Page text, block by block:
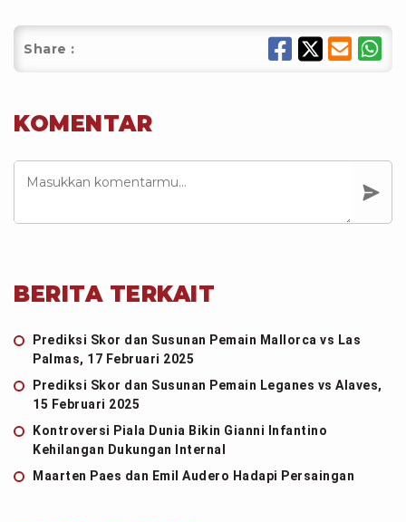
Share :
KOMENTAR
BERITA TERKAIT
Prediksi Skor dan Susunan Pemain Mallorca vs Las
Palmas, 17 Februari 2025
Prediksi Skor dan Susunan Pemain Leganes vs Alaves,
15 Februari 2025
Kontroversi Piala Dunia Bikin Gianni Infantino
Kehilangan Dukungan Internal
Maarten Paes dan Emil Audero Hadapi Persaingan